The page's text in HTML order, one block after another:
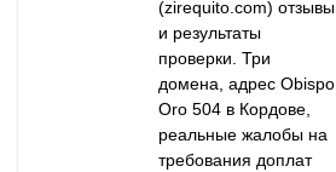
(zirequito.com) отзывы
и результаты
проверки. Три
домена, адрес Obispo
Oro 504 в Кордове,
реальные жалобы на
требования доплат